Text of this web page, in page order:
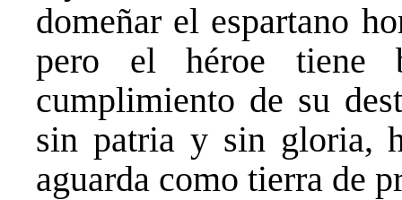
domeñar el espartano
pero el héroe
cumplimiento de su
sin patria y sin gloria,
aguarda como tierra de